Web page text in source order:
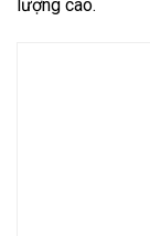
lượng cao.